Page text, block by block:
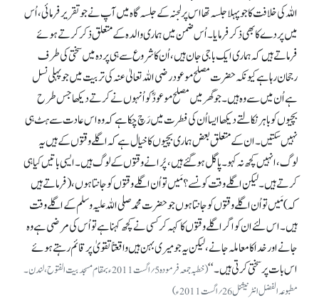
اللہ کی خلافت کا جو پہلا جلسہ تھا اس پر لجنہ کے جلسہ گاہ میں آپ نے جوتقریر فرمائی، اُس
میں پردے کا بھی ذکر فرمایا۔ اُس ضمن میں ہماری والدہ کے متعلق ذکر کرتے ہوئے
فرماتے ہیں کہ ہماری ایک باجی جان ہیں، اُن کا شروع سے ہی پردہ میں سختی کی طرف
رجحان رہا ہے کیونکہ حضرت مصلح موعود رضی اللہ تعالیٰ عنہ کی تربیت میں جو پہلی نسل
ہے اُن میں سے وہ ہیں۔ جو گھر میں مصلح موعودؓ کو اُنہوں نے کرتے دیکھا جس طرح
بچیوں کو باہر نکالتے دیکھا ایسا اُن کی فطرت میں رَچ چکا ہے کہ وہ اس عادت سے ہٹ ہی
نہیں سکتیں۔ ان کے متعلق بعض ہماری بچیوں کاخیال ہے کہ اگلے وقتوں کے ہیں یہ
لوگ، انہیں کچھ نہ کہو۔ پاگل ہو گئے ہیں، پُرانے وقتوں کے لوگ ہیں۔ ایسی باتیں کیا ہی
کرتے ہیں۔ لیکن اگلے وقت کونسے؟ مَیں تو اُن اگلے وقتوں کو جانتا ہوں، (فرماتے ہیں
کہ) مَیں تو اُن اگلے وقتوں کو جانتا ہوں جو حضرت محمد صلی اللہ علیہ وسلم کے اگلے وقت
ہیں۔ اس لئے ان کو اگر اگلے وقتوں کا کہہ کر کسی نے کچھ کہنا ہے تو اُس کی مرضی ہے وہ
جانے اور خدا کا معاملہ جانے، لیکن یہ جو میری بہن ہیں واقعتاًتقویٰ پر قائم رہتے ہوئے
اس بات پر سختی کرتی ہیں۔ ‘‘
(خطبہ جمعہ فرمودہ 5؍اگست 2011ء بمقام مسجد بیت الفتوح، لندن۔
مطبوعہ الفضل انٹرنیشنل 26؍اگست 2011ء)